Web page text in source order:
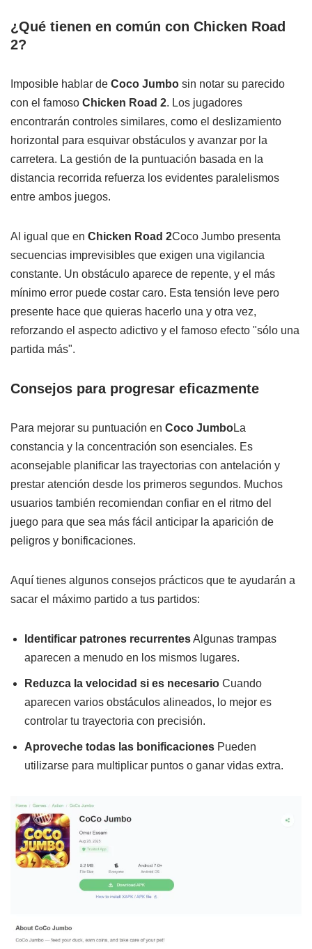
¿Qué tienen en común con Chicken Road
2?
Imposible hablar de Coco Jumbo sin notar su parecido
con el famoso Chicken Road 2. Los jugadores
encontrarán controles similares, como el deslizamiento
horizontal para esquivar obstáculos y avanzar por la
carretera. La gestión de la puntuación basada en la
distancia recorrida refuerza los evidentes paralelismos
entre ambos juegos.
Al igual que en Chicken Road 2Coco Jumbo presenta
secuencias imprevisibles que exigen una vigilancia
constante. Un obstáculo aparece de repente, y el más
mínimo error puede costar caro. Esta tensión leve pero
presente hace que quieras hacerlo una y otra vez,
reforzando el aspecto adictivo y el famoso efecto "sólo una
partida más".
Consejos para progresar eficazmente
Para mejorar su puntuación en Coco JumboLa
constancia y la concentración son esenciales. Es
aconsejable planificar las trayectorias con antelación y
prestar atención desde los primeros segundos. Muchos
usuarios también recomiendan confiar en el ritmo del
juego para que sea más fácil anticipar la aparición de
peligros y bonificaciones.
Aquí tienes algunos consejos prácticos que te ayudarán a
sacar el máximo partido a tus partidos:
Identificar patrones recurrentesAlgunas trampas
aparecen a menudo en los mismos lugares.
Reduzca la velocidad si es necesario Cuando
aparecen varios obstáculos alineados, lo mejor es
controlar tu trayectoria con precisión.
Aproveche todas las bonificaciones Pueden
utilizarse para multiplicar puntos o ganar vidas extra.